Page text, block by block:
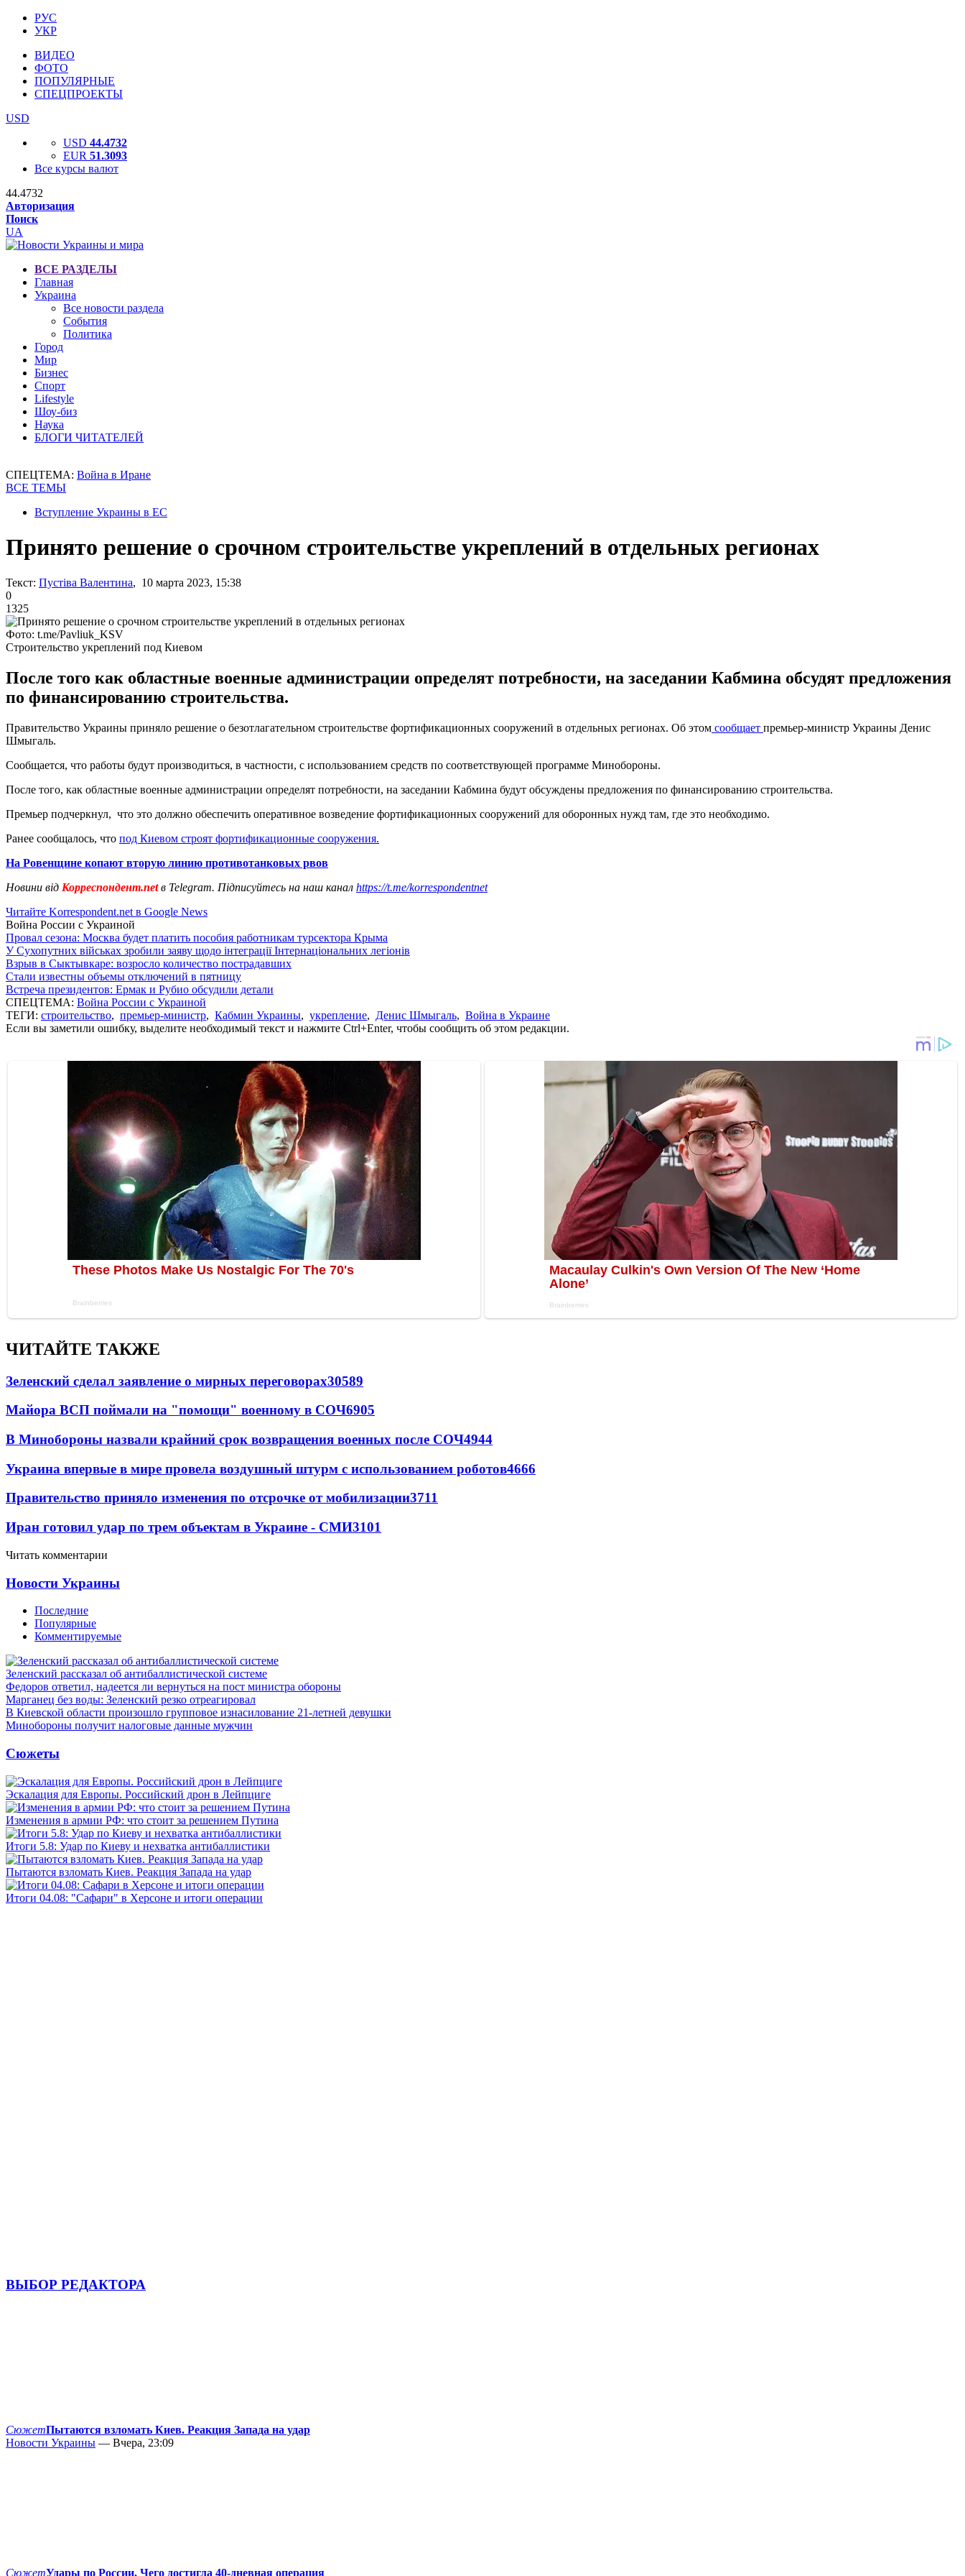
РУС
УКР
ВИДЕО
ФОТО
ПОПУЛЯРНЫЕ
СПЕЦПРОЕКТЫ
USD
USD 44.4732
EUR 51.3093
Все курсы валют
44.4732
Авторизация
Поиск
UA
ВСЕ РАЗДЕЛЫ
Главная
Украина
Все новости раздела
События
Политика
Город
Мир
Бизнес
Спорт
Lifestyle
Шоу-биз
Наука
БЛОГИ ЧИТАТЕЛЕЙ
СПЕЦТЕМА: Война в Иране
ВСЕ ТЕМЫ
Вступление Украины в ЕС
Принято решение о срочном строительстве укреплений в отдельных регионах
Текст: Пустіва Валентина, 10 марта 2023, 15:38
0
1325
Фото: t.me/Pavliuk_KSV
Строительство укреплений под Киевом
После того как областные военные администрации определят потребности, на заседании Кабмина обсудят предложения
по финансированию строительства.
Правительство Украины приняло решение о безотлагательном строительстве фортификационных сооружений в отдельных регионах. Об этом сообщает премьер-министр Украины Денис
Шмыгаль.
Сообщается, что работы будут производиться, в частности, с использованием средств по соответствующей программе Минобороны.
После того, как областные военные администрации определят потребности, на заседании Кабмина будут обсуждены предложения по финансированию строительства.
Премьер подчеркнул, что это должно обеспечить оперативное возведение фортификационных сооружений для оборонных нужд там, где это необходимо.
Ранее сообщалось, что под Киевом строят фортификационные сооружения.
На Ровенщине копают вторую линию противотанковых рвов
Новини від Корреспондент.netв Telegram. Підписуйтесь на наш канал https://t.me/korrespondentnet
Читайте Korrespondent.net в Google News
Война России с Украиной
Провал сезона: Москва будет платить пособия работникам турсектора Крыма
У Сухопутних військах зробили заяву щодо інтеграції Інтернаціональних легіонів
Взрыв в Сыктывкаре: возросло количество пострадавших
Стали известны объемы отключений в пятницу
Встреча президентов: Ермак и Рубио обсудили детали
СПЕЦТЕМА: Война России с Украиной
ТЕГИ: строительство, премьер-министр, Кабмин Украины, укрепление, Денис Шмыгаль, Война в Украине
Если вы заметили ошибку, выделите необходимый текст и нажмите Ctrl+Enter, чтобы сообщить об этом редакции.
ЧИТАЙТЕ ТАКЖЕ
Зеленский сделал заявление о мирных переговорах30589
Майора ВСП поймали на "помощи" военному в СОЧ6905
В Минобороны назвали крайний срок возвращения военных после СОЧ4944
Украина впервые в мире провела воздушный штурм с использованием роботов4666
Правительство приняло изменения по отсрочке от мобилизации3711
Иран готовил удар по трем объектам в Украине - СМИ3101
Читать комментарии
Новости Украины
Последние
Популярные
Комментируемые
Зеленский рассказал об антибаллистической системе
Федоров ответил, надеется ли вернуться на пост министра обороны
Марганец без воды: Зеленский резко отреагировал
В Киевской области произошло групповое изнасилование 21-летней девушки
Минобороны получит налоговые данные мужчин
Сюжеты
Эскалация для Европы. Российский дрон в Лейпциге
Изменения в армии РФ: что стоит за решением Путина
Итоги 5.8: Удар по Киеву и нехватка антибаллистики
Пытаются взломать Киев. Реакция Запада на удар
Итоги 04.08: "Сафари" в Херсоне и итоги операции
ВЫБОР РЕДАКТОРА
СюжетПытаются взломать Киев. Реакция Запада на удар
Новости Украины — Вчера, 23:09
СюжетУдары по России. Чего достигла 40-дневная операция